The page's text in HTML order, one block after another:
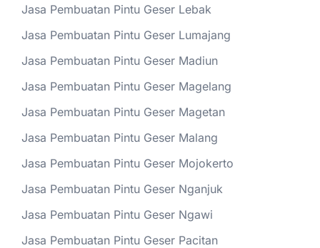
Jasa Pembuatan Pintu Geser Lebak
Jasa Pembuatan Pintu Geser Lumajang
Jasa Pembuatan Pintu Geser Madiun
Jasa Pembuatan Pintu Geser Magelang
Jasa Pembuatan Pintu Geser Magetan
Jasa Pembuatan Pintu Geser Malang
Jasa Pembuatan Pintu Geser Mojokerto
Jasa Pembuatan Pintu Geser Nganjuk
Jasa Pembuatan Pintu Geser Ngawi
Jasa Pembuatan Pintu Geser Pacitan